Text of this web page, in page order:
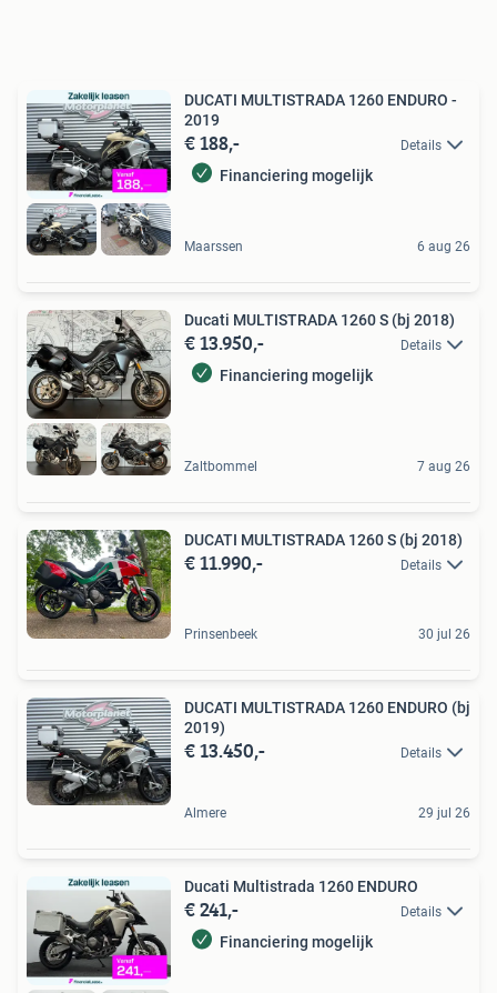
DUCATI MULTISTRADA 1260 ENDURO -
2019
€ 188,- Details
Financiering mogelijk
Maarssen 6 aug 26
Ducati MULTISTRADA 1260 S (bj 2018)
€ 13.950,- Details
Financiering mogelijk
Zaltbommel 7 aug 26
DUCATI MULTISTRADA 1260 S (bj 2018)
€ 11.990,- Details
Prinsenbeek 30 jul 26
DUCATI MULTISTRADA 1260 ENDURO (bj
2019)
€ 13.450,- Details
Almere 29 jul 26
Ducati Multistrada 1260 ENDURO
€ 241,- Details
Financiering mogelijk